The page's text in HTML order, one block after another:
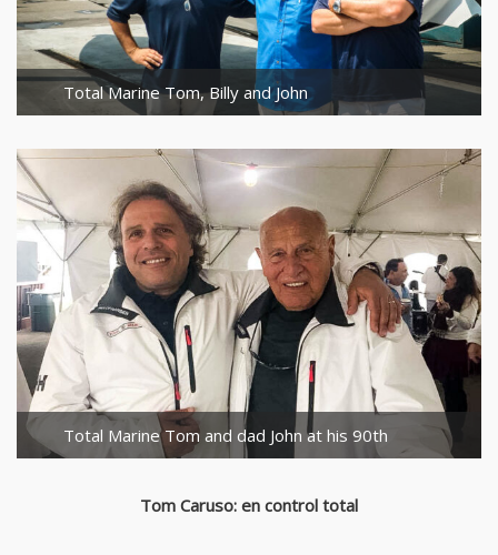
Total Marine Tom, Billy and John
Total Marine Tom and dad John at his 90th
Tom Caruso: en control total